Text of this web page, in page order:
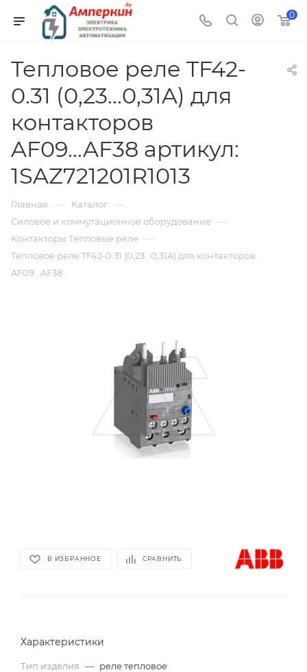
0
Тепловое реле TF42-
0.31 (0,23...0,31A) для
контакторов
AF09...AF38 артикул:
1SAZ721201R1013
Главная — Каталог —
Силовое и коммутационное оборудование —
Контакторы Тепловые реле —
Тепловое реле TF42-0.31 (0,23...0,31A) для контакторов
AF09...AF38
В ИЗБРАННОЕ СРАВНИТЬ
Характеристики
Тип изделия — реле тепловое